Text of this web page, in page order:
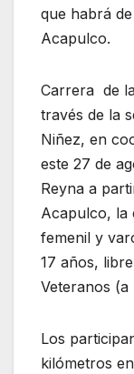
que habrá
Acapulco.
Carrera de
través de la
Niñez, en
este 27 de
Reyna a
Acapulco, la
femenil y
17 años,
Veteranos
Los
kilómetros